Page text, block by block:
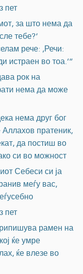
пет
за што нема да
тебе?‘
рече: ,Речи:
истраен во тоа.‘“
рок на
нема да може
нема друг бог
пратеник,
да постиш во
си во можност
Себеси си ја
меѓу вас,
пет
рамен на
ќе умре
ќе влезе во